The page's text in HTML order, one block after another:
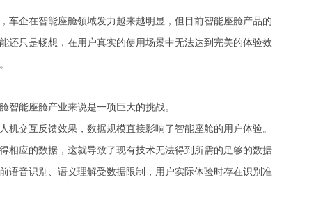
车企在智能座舱领域发力越来越明显，但目前智能座舱产品的
还只是畅想，在用户真实的使用场景中无法达到完美的体验效
智能座舱产业来说是一项巨大的挑战。
交互反馈效果，数据规模直接影响了智能座舱的用户体验。
相应的数据，这就导致了现有技术无法得到所需的足够的数据
语音识别、语义理解受数据限制，用户实际体验时存在识别准